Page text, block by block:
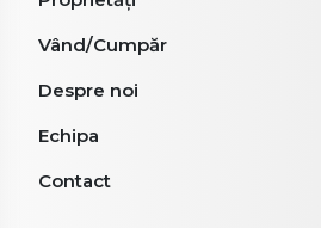
Vând/Cumpăr
Despre noi
Echipa
Contact